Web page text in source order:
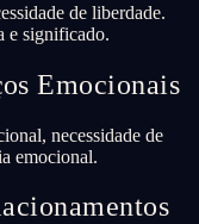
de liberdade.
e significado.
Emocionais
necessidade de
emocional.